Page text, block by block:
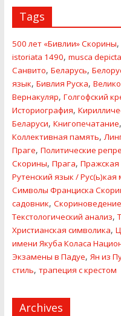
Tags
500 лет «Бивлии» Скорины,
istoriata 1490, musca depicta
Санвито, Беларусь,
язык, Бивлия Руска,
Вернакуляр, Голгофский
Историография,
Беларуси, Книгопечатание,
Коллективная память,
Праге, Политические
Скорины, Прага, Пражская
Рутенский язык / Рус(ь)кая
Символы Франциска
садовник, Скориноведение
Текстологический анализ,
Христианская символика,
имени Якуба Коласа
Экзамены в Падуе, Ян из
стиль, трапеция с крестом
Archives